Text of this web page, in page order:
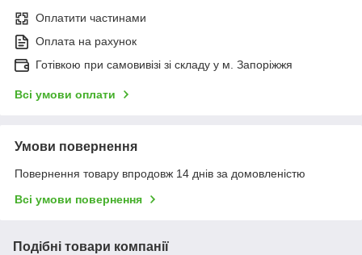
Оплатити частинами
Оплата на рахунок
Готівкою при самовивізі зі складу у м. Запоріжжя
Всі умови оплати
Умови повернення
Повернення товару впродовж 14 днів за домовленістю
Всі умови повернення
Подібні товари компанії